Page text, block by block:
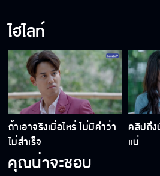
ถ้าแม่ยังขวางผม
ศรัทธา เจ้าแม่ มั
ไฮไลท์
ถ้าเอาจริงเมื่อไหร่ ไม่มีคำว่า
ไม่สำเร็จ
คลิปถึง
แน่
คุณน่าจะชอบ